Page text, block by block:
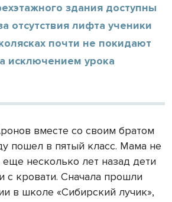
здания доступны
отсутствия лифта ученики
почти не покидают
исключением урока
вместе со своим братом
пошел в пятый класс. Мама не
еще несколько лет назад дети
с кровати. Сначала прошли
в школе «Сибирский лучик»,